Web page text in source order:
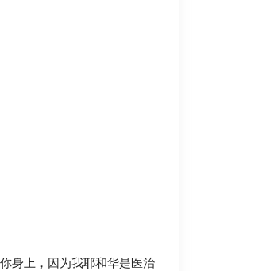
身上，因为我耶和华是医治